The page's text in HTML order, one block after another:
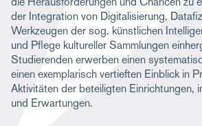
der Integration von Digitalisierung,
Werkzeugen der sog. künstlichen
und Pflege kultureller Sammlungen
Studierenden erwerben einen
einen exemplarisch vertieften Einblick in
Aktivitäten der beteiligten Einrichtungen,
und Erwartungen.